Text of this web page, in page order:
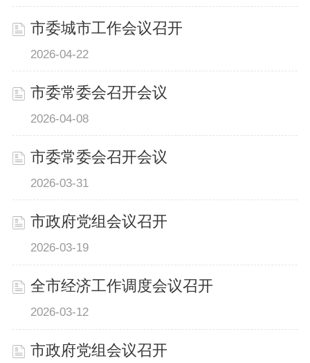
市委城市工作会议召开
2026-04-22
市委常委会召开会议
2026-04-08
市委常委会召开会议
2026-03-31
市政府党组会议召开
2026-03-19
全市经济工作调度会议召开
2026-03-12
市政府党组会议召开